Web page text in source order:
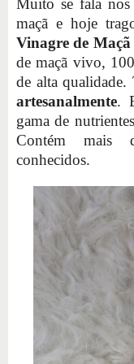
Muito se fala
maçã e hoje
Vinagre de Maçã
de maçã vivo,
de alta qualidade.
artesanalmente.
gama de
Contém mais
conhecidos.